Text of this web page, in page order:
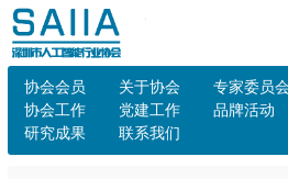
协会会员 关于协会 专家委员
协会工作
党建工作 品牌活动
研究成果
联系我们